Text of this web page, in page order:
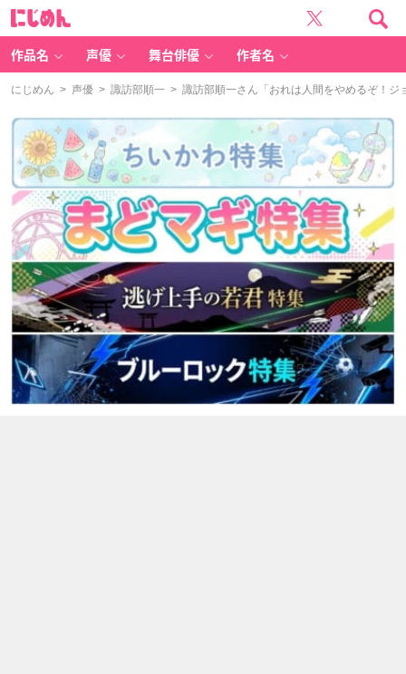
作品名 声優 舞台俳優 作者名
にじめん > 声優 > 諏訪部順一 > 諏訪部順一さん「おれは人間をやめるぞ！ジ